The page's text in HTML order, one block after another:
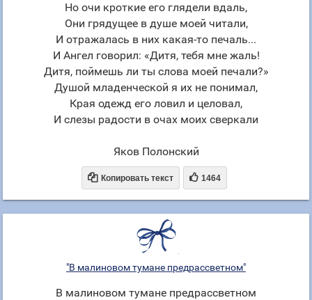
Но очи кроткие его глядели вдаль,
Они грядущее в душе моей читали,
И отражалась в них какая-то печаль...
И Ангел говорил: «Дитя, тебя мне жаль!
Дитя, поймешь ли ты слова моей печали?»
Душой младенческой я их не понимал,
Края одежд его ловил и целовал,
И слезы радости в очах моих сверкали
Яков Полонский
 Копировать текст  1464
"В малиновом тумане предрассветном"
В малиновом тумане предрассветном